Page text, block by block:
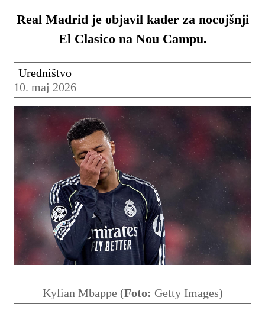
Real Madrid je objavil kader za nocojšnji
El Clasico na Nou Campu.
Uredništvo
10. maj 2026
Kylian Mbappe (Foto: Getty Images)